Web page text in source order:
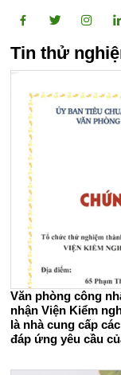
Tin thử
Văn phòng công
nhận Viện Kiểm nghiệm an toàn vệ sinh thực phẩm quốc gia
là nhà cung cấp các Chương trình thử nghiệm thành thạo
đáp ứng yêu cầu